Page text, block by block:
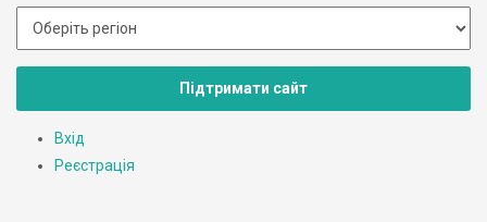
Підтримати сайт
Вхід
Реєстрація